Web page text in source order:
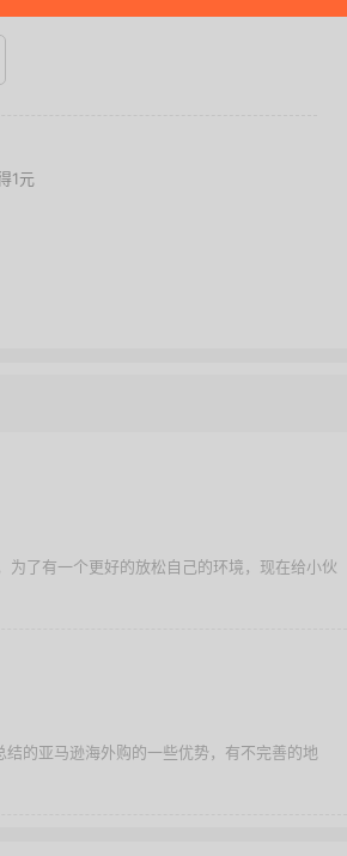
1元
了有一个更好的放松自己的环境，现在给小伙
的亚马逊海外购的一些优势，有不完善的地